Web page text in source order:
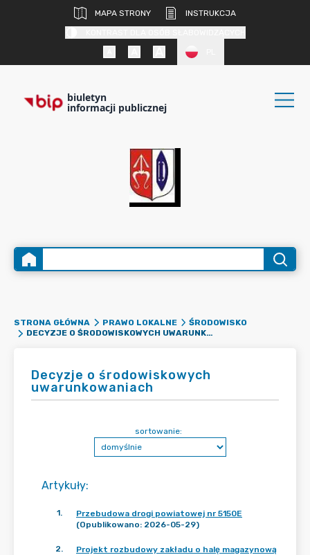
MAPA STRONY
INSTRUKCJA
biuletyn
informacji publicznej
STRONA GŁÓWNA PRAWO LOKALNE
ŚRODOWISKO
DECYZJE O ŚRODOWISKOWYCH UWARUNKOWANIACH
Decyzje o środowiskowych
uwarunkowaniach
Artykuły:
sortowanie:
1.
Przebudowa drogi powiatowej nr 5150E
(Opublikowano: 2026-05-29)
2.
Projekt rozbudowy zakładu o halę magazynową